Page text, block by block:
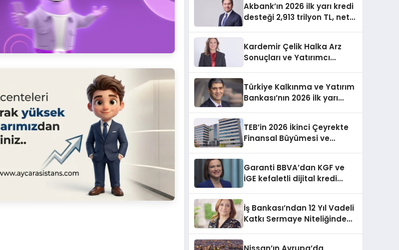
Akbank’ın 2026 ilk yarı kredi
desteği 2,913 trilyon TL, net
Kardemir Çelik Halka Arz
Sonuçları ve Yatırımcı
Türkiye Kalkınma ve Yatırım
Bankası’nın 2026 ilk yarı
TEB’in 2026 İkinci Çeyrekte
Finansal Büyümesi ve
Garanti BBVA’dan KGF ve
İGE kefaletli dijital kredi
İş Bankası’ndan 12 Yıl Vadeli
Katkı Sermaye Niteliğinde